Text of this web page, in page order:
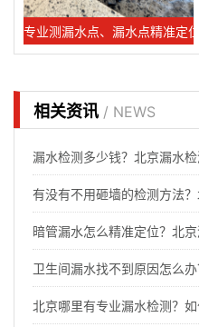
专业测漏水点、漏水点精准定位
相关资讯 / NEWS
漏水检测多少钱？北京漏水检
有没有不用砸墙的检测方法？
暗管漏水怎么精准定位？北京
卫生间漏水找不到原因怎么办
北京哪里有专业漏水检测？如